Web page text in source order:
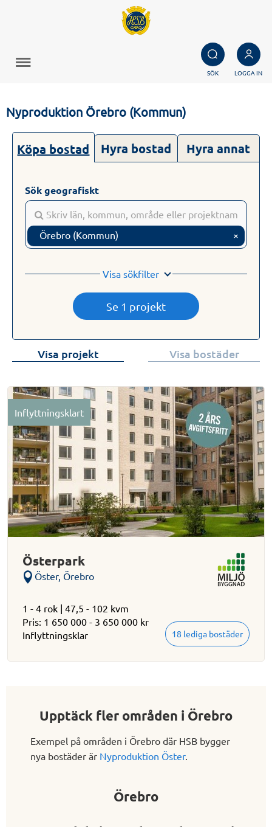
SÖK LOGGA IN
Nyproduktion Örebro (Kommun)
Köpa bostad Hyra bostad Hyra annat
Sök geografiskt
Örebro (Kommun) ×
Visa sökfilter
Se 1 projekt
Visa projekt Visa bostäder
Inflyttningsklart
Österpark
Öster, Örebro
1 - 4 rok | 47,5 - 102 kvm
Pris: 1 650 000 - 3 650 000 kr
Inflyttningsklar
18 lediga bostäder
Upptäck fler områden i Örebro
Exempel på områden i Örebro där HSB bygger
nya bostäder är Nyproduktion Öster.
Örebro